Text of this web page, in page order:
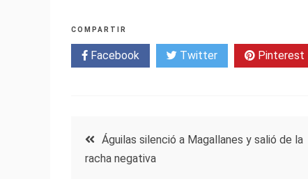
COMPARTIR
Facebook Twitter Pinterest
Navegación
Águilas silenció a Magallanes y salió de la
racha negativa